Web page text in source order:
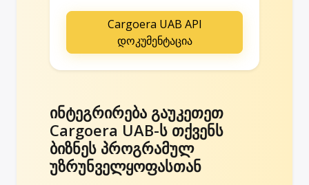
Cargoera UAB API
დოკუმენტაცია
ინტეგრირება გაუკეთეთ
Cargoera UAB-ს თქვენს
ბიზნეს პროგრამულ
უზრუნველყოფასთან